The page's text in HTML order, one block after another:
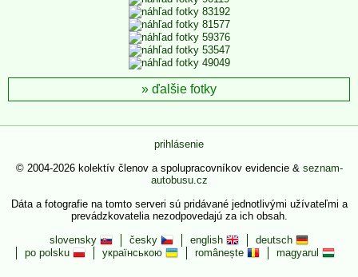
ďalšie fotky
prihlásenie
© 2004-2026 kolektív členov a spolupracovníkov evidencie & seznam-
autobusu.cz
Dáta a fotografie na tomto serveri sú pridávané jednotlivými užívateľmi a
prevádzkovatelia nezodpovedajú za ich obsah.
slovensky
česky english
deutsch
po polsku
українською românește magyarul